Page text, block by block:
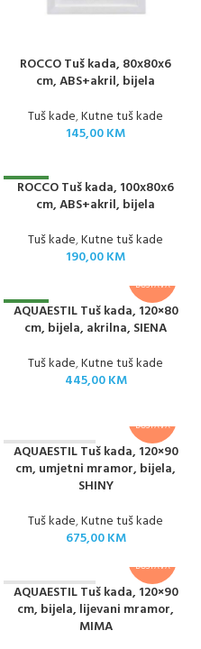
ROCCO Tuš kada, 80x80x6
cm, ABS+akril, bijela
Tuš kade,Kutne tuš kade
145,00KM
NOVO
ROCCO Tuš kada, 100x80x6
cm, ABS+akril, bijela
Tuš kade,Kutne tuš kade
190,00KM
NOVO
DOSTAVA
AQUAESTIL Tuš kada, 120×80
cm, bijela, akrilna, SIENA
Tuš kade,Kutne tuš kade
445,00KM
NEMA NA STANJ
DOSTAVA
AQUAESTIL Tuš kada, 120×90
cm, umjetni mramor, bijela,
SHINY
Tuš kade,Kutne tuš kade
675,00KM
NEMA NA STANJ
U
DOSTAVA
AQUAESTIL Tuš kada, 120×90
cm, bijela, lijevani mramor,
MIMA